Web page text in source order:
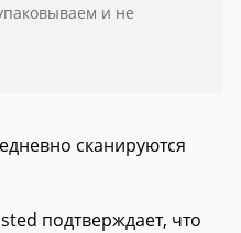
и не
сканируются
подтверждает, что